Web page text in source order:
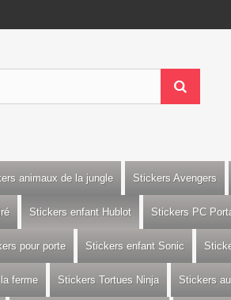
animaux de la jungle Stickers Avengers
Stickers enfant Hublot Stickers PC
pour porte Stickers enfant Sonic
ferme Stickers Tortues Ninja Stickers